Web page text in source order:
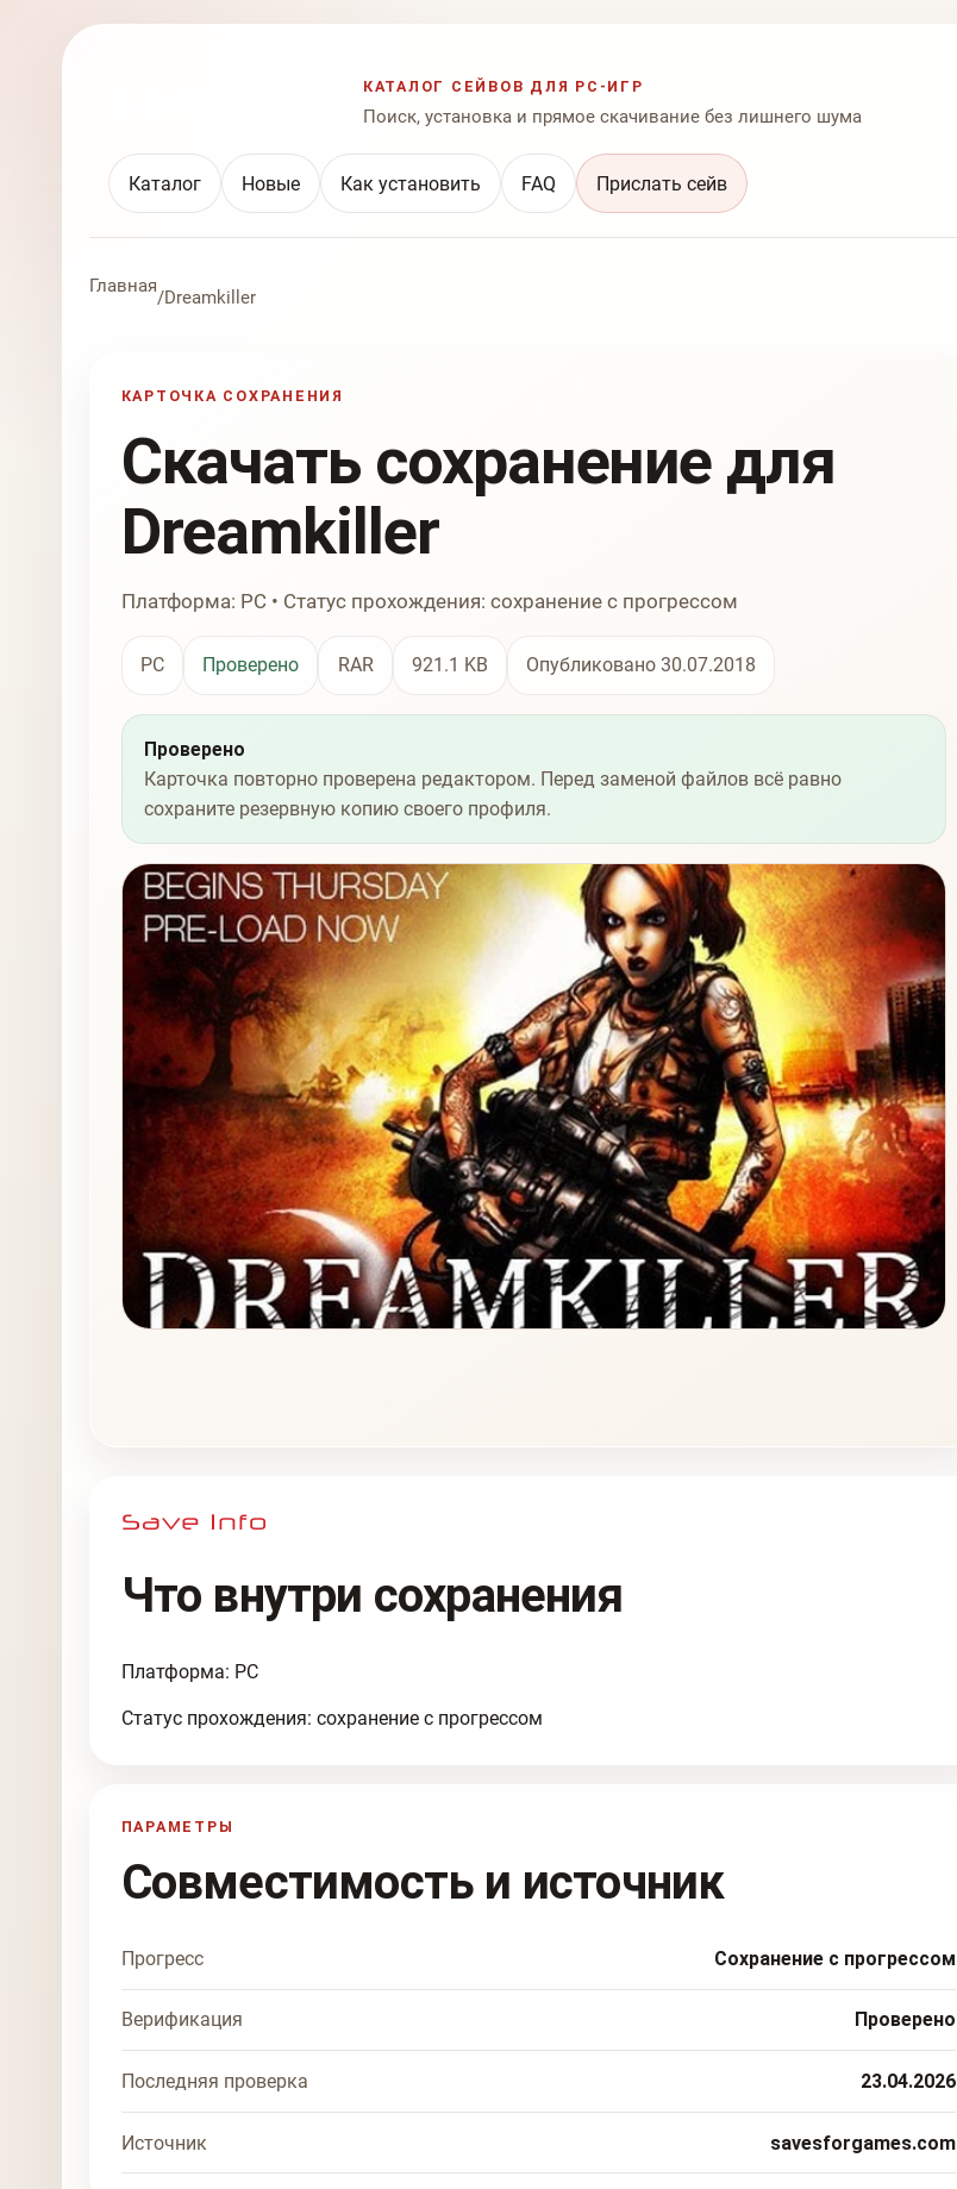
КАТАЛОГ СЕЙВОВ ДЛЯ PC-ИГР
Поиск, установка и прямое скачивание без лишнего шума
Каталог Новые Как установить FAQ Прислать сейв
Главная
/Dreamkiller
КАРТОЧКА СОХРАНЕНИЯ
Скачать сохранение для
Dreamkiller
Платформа: PC • Статус прохождения: сохранение с прогрессом
PC Проверено RAR 921.1 KB Опубликовано 30.07.2018
Проверено
Карточка повторно проверена редактором. Перед заменой файлов всё равно
сохраните резервную копию своего профиля.
Что внутри сохранения
Платформа: PC
Статус прохождения: сохранение с прогрессом
ПАРАМЕТРЫ
Совместимость и источник
Прогресс Сохранение с прогрессом
Верификация Проверено
Последняя проверка 23.04.2026
Источник savesforgames.com